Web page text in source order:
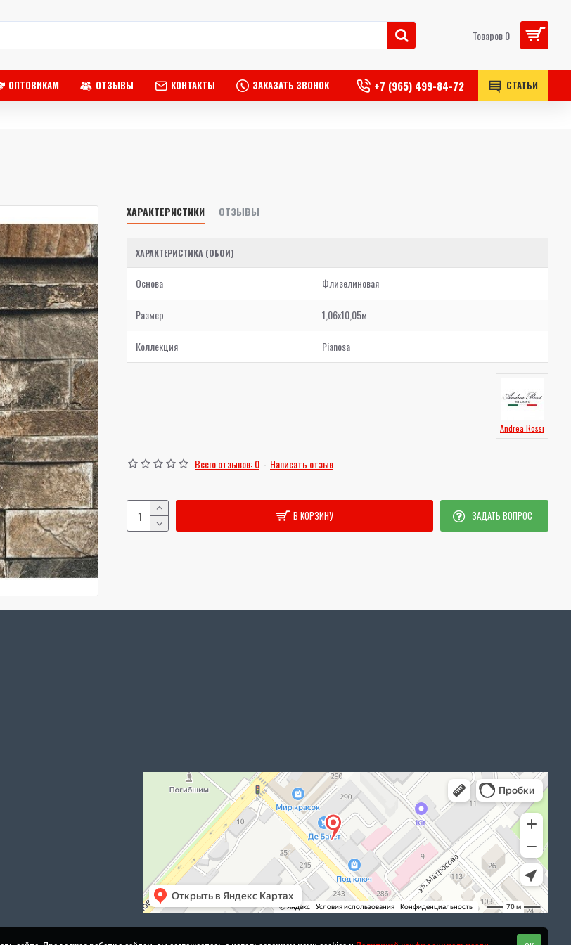
Товаров 0
ОПТОВИКАМ ОТЗЫВЫ КОНТАКТЫ ЗАКАЗАТЬ ЗВОНОК +7 (965) 499-84-72 СТАТЬИ
ХАРАКТЕРИСТИКИ ОТЗЫВЫ
ХАРАКТЕРИСТИКА (ОБОИ)
Основа Флизелиновая
Размер 1,06x10,05м
Коллекция Pianosa
Andrea Rossi
Всего отзывов: 0 - Написать отзыв
В КОРЗИНУ ЗАДАТЬ ВОПРОС